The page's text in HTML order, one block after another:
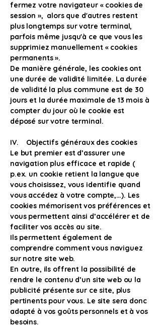
fermez votre navigateur « cookies de
session », alors que d'autres restent
plus longtemps sur votre terminal,
parfois même jusqu'à ce que vous les
supprimiez manuellement « cookies
permanents ».
De manière générale, les cookies ont
une durée de validité limitée. La durée
de validité la plus commune est de 30
jours et la durée maximale de 13 mois à
compter du jour où le cookie est
déposé sur votre terminal.
IV. Objectifs généraux des cookies
Le but premier est d’assurer une
navigation plus efficace et rapide (
p.ex. un cookie retient la langue que
vous choisissez, vous identifie quand
vous accédez à votre compte,…). Les
cookies mémorisent vos préférences et
vous permettent ainsi d’accélérer et de
faciliter vos accès au site.
Ils permettent également de
comprendre comment vous naviguez
sur notre site web.
En outre, ils offrent la possibilité de
rendre le contenu d’un site web ou la
publicité présente sur ce site, plus
pertinents pour vous. Le site sera donc
adapté à vos goûts personnels et à vos
besoins.